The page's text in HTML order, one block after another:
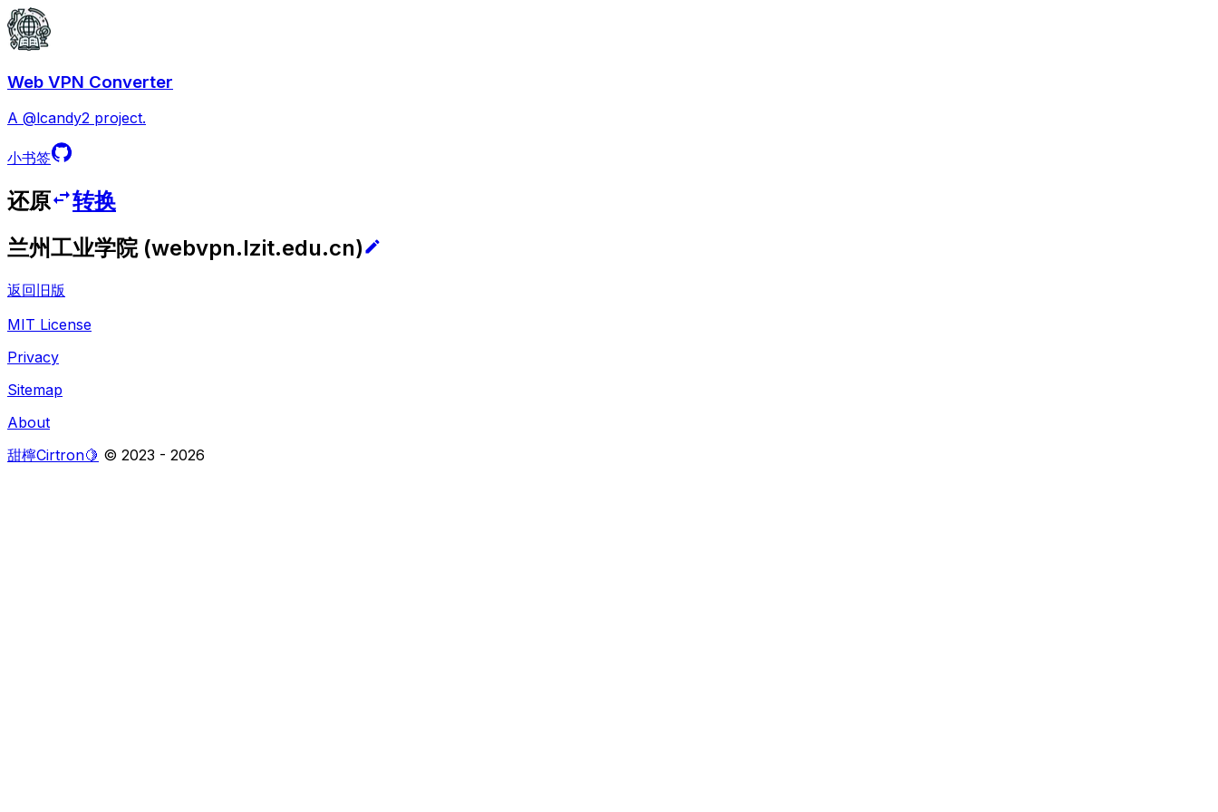
Web VPN Converter
A @lcandy2 project.
小书签
还原
转换
兰州工业学院(webvpn.lzit.edu.cn)
返回旧版
MIT License
Privacy
Sitemap
About
甜檸Cirtron🍋 © 2023 - 2026